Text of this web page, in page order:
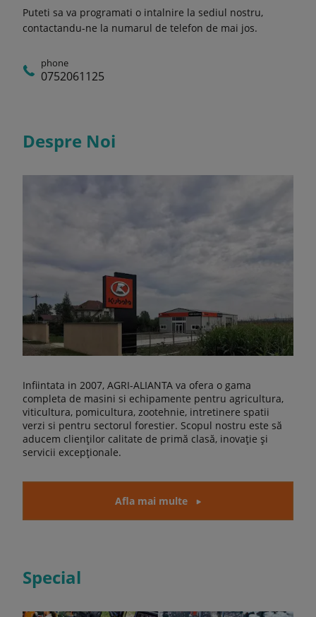
Puteti sa va programati o intalnire la sediul nostru,
contactandu-ne la numarul de telefon de mai jos.
phone
0752061125
Despre Noi
Infiintata in 2007, AGRI-ALIANTA va ofera o gama
completa de masini si echipamente pentru agricultura,
viticultura, pomicultura, zootehnie, intretinere spatii
verzi si pentru sectorul forestier. Scopul nostru este să
aducem clienților calitate de primă clasă, inovație și
servicii excepționale.
Afla mai multe
Special